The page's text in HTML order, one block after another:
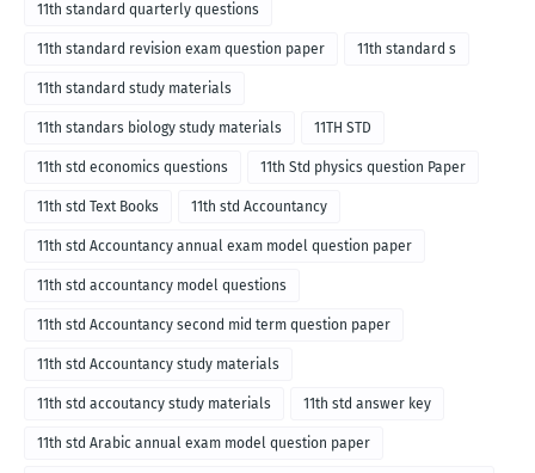
11th standard quarterly questions
11th standard revision exam question paper 11th standard s
11th standard study materials
11th standars biology study materials 11TH STD
11th std economics questions 11th Std physics question Paper
11th std Text Books 11th std Accountancy
11th std Accountancy annual exam model question paper
11th std accountancy model questions
11th std Accountancy second mid term question paper
11th std Accountancy study materials
11th std accoutancy study materials 11th std answer key
11th std Arabic annual exam model question paper